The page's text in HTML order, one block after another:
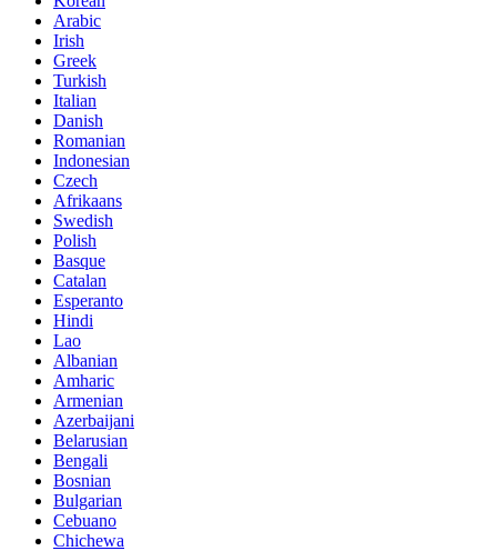
Arabic
Irish
Greek
Turkish
Italian
Danish
Romanian
Indonesian
Czech
Afrikaans
Swedish
Polish
Basque
Catalan
Esperanto
Hindi
Lao
Albanian
Amharic
Armenian
Azerbaijani
Belarusian
Bengali
Bosnian
Bulgarian
Cebuano
Chichewa